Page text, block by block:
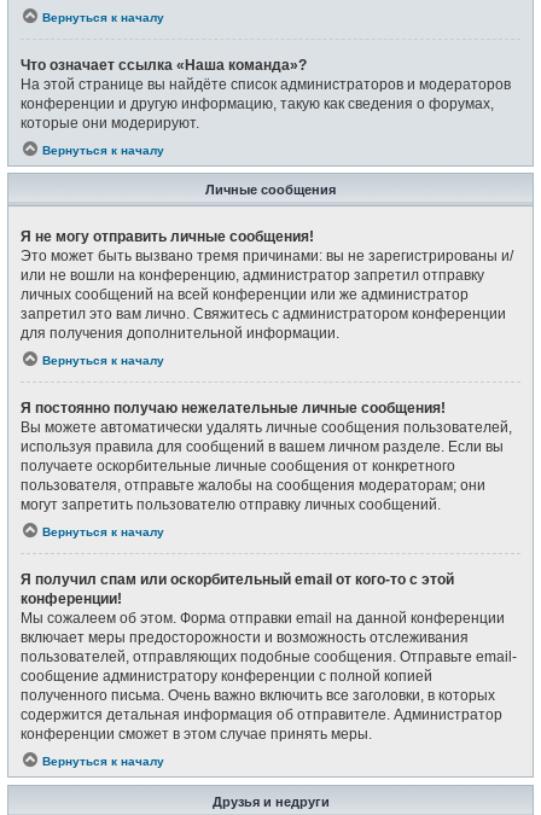
Вернуться к началу
Что означает ссылка «Наша команда»?
На этой странице вы найдёте список администраторов и модераторов
конференции и другую информацию, такую как сведения о форумах,
которые они модерируют.
Вернуться к началу
Личные сообщения
Я не могу отправить личные сообщения!
Это может быть вызвано тремя причинами: вы не зарегистрированы и/
или не вошли на конференцию, администратор запретил отправку
личных сообщений на всей конференции или же администратор
запретил это вам лично. Свяжитесь с администратором конференции
для получения дополнительной информации.
Вернуться к началу
Я постоянно получаю нежелательные личные сообщения!
Вы можете автоматически удалять личные сообщения пользователей,
используя правила для сообщений в вашем личном разделе. Если вы
получаете оскорбительные личные сообщения от конкретного
пользователя, отправьте жалобы на сообщения модераторам; они
могут запретить пользователю отправку личных сообщений.
Вернуться к началу
Я получил спам или оскорбительный email от кого-то с этой
конференции!
Мы сожалеем об этом. Форма отправки email на данной конференции
включает меры предосторожности и возможность отслеживания
пользователей, отправляющих подобные сообщения. Отправьте email-
сообщение администратору конференции с полной копией
полученного письма. Очень важно включить все заголовки, в которых
содержится детальная информация об отправителе. Администратор
конференции сможет в этом случае принять меры.
Вернуться к началу
Друзья и недруги